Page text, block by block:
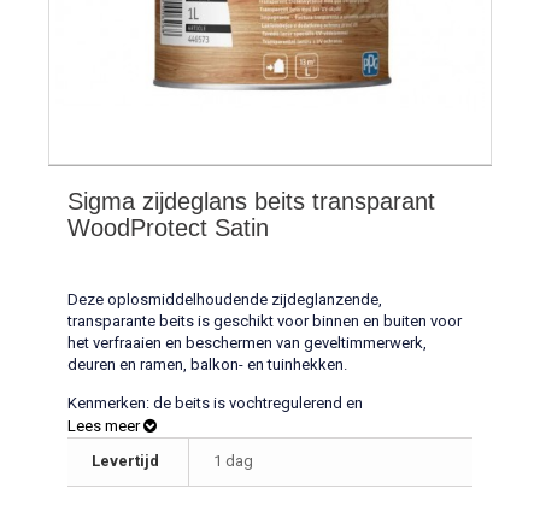
Sigma zijdeglans beits transparant
WoodProtect Satin
Deze oplosmiddelhoudende zijdeglanzende,
transparante beits is geschikt voor binnen en buiten voor
het verfraaien en beschermen van geveltimmerwerk,
deuren en ramen, balkon- en tuinhekken.
Kenmerken: de beits is vochtregulerend en
waterafstotend, heeft een goede weervastheid en
Verbruik ca. 15 m2/ ltr
Lees meer
Levertijd
1 dag